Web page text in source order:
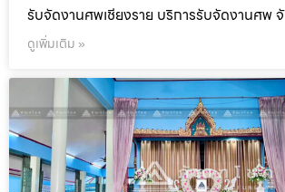
รับจัดงานศพเชียงราย บริการรับจัดงานศพ จั
ดูเพิ่มเติม »